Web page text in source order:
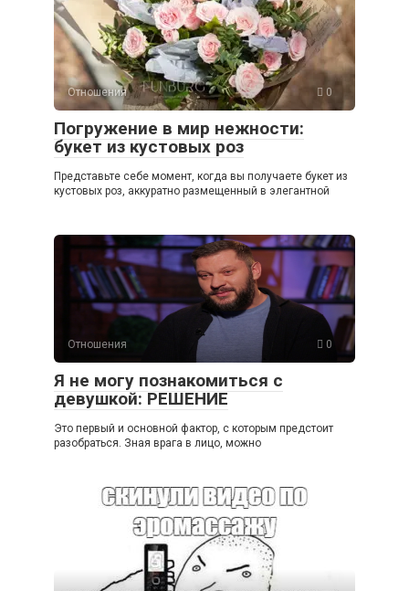
Отношения 0
Погружение в мир нежности:
букет из кустовых роз
Представьте себе момент, когда вы получаете букет из
кустовых роз, аккуратно размещенный в элегантной
Отношения 0
Я не могу познакомиться с
девушкой: РЕШЕНИЕ
Это первый и основной фактор, с которым предстоит
разобраться. Зная врага в лицо, можно